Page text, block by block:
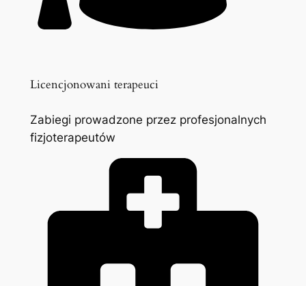
Licencjonowani terapeuci
Zabiegi prowadzone przez profesjonalnych
fizjoterapeutów